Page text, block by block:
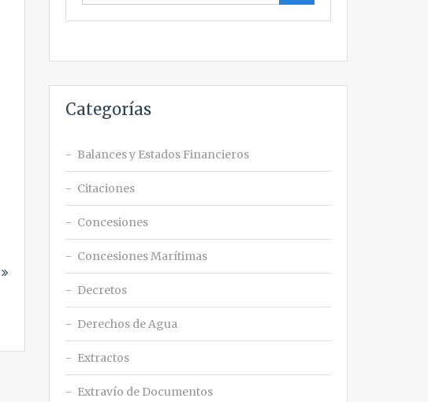
Categorías
Balances y Estados Financieros
Citaciones
Concesiones
Concesiones Marítimas
Decretos
Derechos de Agua
Extractos
Extravío de Documentos